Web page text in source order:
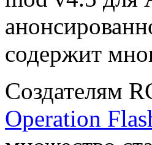
содержит
Создателям
Operation